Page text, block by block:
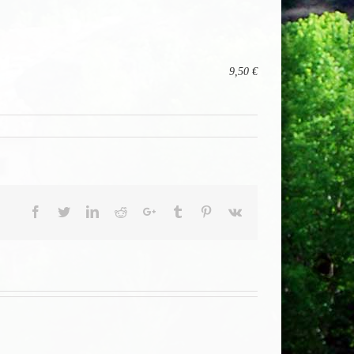
9,50 €
Facebook
TwitterLinkedIn
RedditGoogle+Tumblr Pinterest
Vk